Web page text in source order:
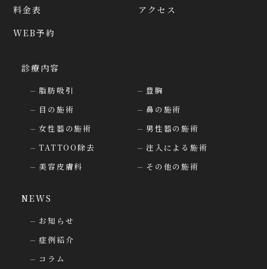
料金表
アクセス
WEB予約
診療内容
脂肪吸引
豊胸
目の施術
鼻の施術
女性器の施術
男性器の施術
TATTOO除去
注入による施術
美容皮膚科
その他の施術
NEWS
お知らせ
症例紹介
コラム